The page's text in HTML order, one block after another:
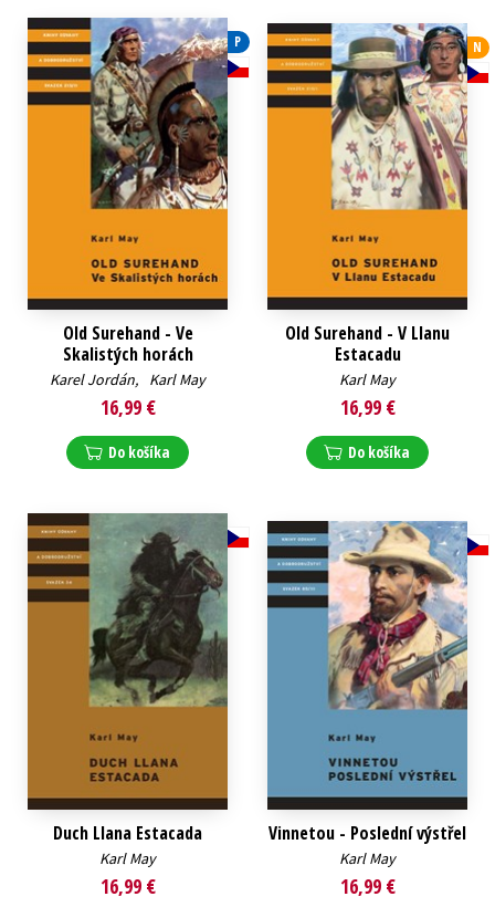
Technické vedy
Učebnice
Umenie a kultúra
Výchova a pedagogika
Young adult
Young adult (SK)
Zdravie a životný štýl
Všetky tituly
P
Old Surehand - Ve
Skalistých horách
Karel Jordán, Karl May
16,99 €
Do košíka
N
Old Surehand - V Llanu
Estacadu
Karl May
16,99 €
Do košíka
Duch Llana Estacada
Karl May
16,99 €
Vinnetou - Poslední výstřel
Karl May
16,99 €